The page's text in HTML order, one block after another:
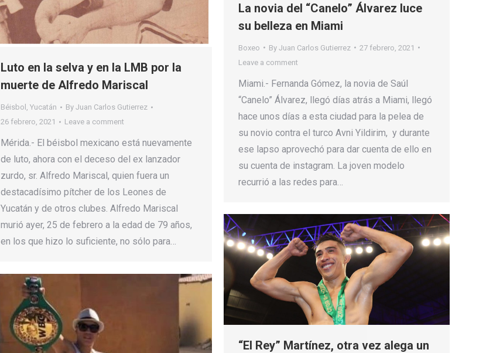
La novia del “Canelo” Álvarez luce
su belleza en Miami
Boxeo By Juan Carlos Gutierrez
27 febrero, 2021
Leave a comment
Miami.- Fernanda Gómez, la novia de Saúl
“Canelo” Álvarez, llegó días atrás a Miami, llegó
hace unos días a esta ciudad para la pelea de
su novio contra el turco Avni Yildirim, y durante
ese lapso aprovechó para dar cuenta de ello en
su cuenta de instagram. La joven modelo
recurrió a las redes para…
Luto en la selva y en la LMB por la
muerte de Alfredo Mariscal
Béisbol , Yucatán By Juan Carlos Gutierrez
26 febrero, 2021
Leave a comment
Mérida.- El béisbol mexicano está nuevamente
de luto, ahora con el deceso del ex lanzador
zurdo, sr. Alfredo Mariscal, quien fuera un
destacadísimo pítcher de los Leones de
Yucatán y de otros clubes. Alfredo Mariscal
murió ayer, 25 de febrero a la edad de 79 años,
en los que hizo lo suficiente, no sólo para…
“El Rey” Martínez, otra vez alega un